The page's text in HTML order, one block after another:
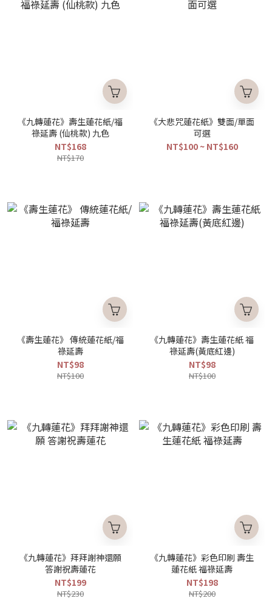
《九轉蓮花》壽生蓮花紙/福
祿延壽 (仙桃款) 九色
NT$168
NT$170
《大悲咒蓮花紙》雙面/單面
可選
NT$100 ~ NT$160
《壽生蓮花》 傳統蓮花紙/福
祿延壽
NT$98
NT$100
《九轉蓮花》壽生蓮花紙 福
祿延壽(黃底紅邊)
NT$98
NT$100
《九轉蓮花》拜拜謝神還願
答謝祝壽蓮花
NT$199
NT$230
《九轉蓮花》彩色印刷 壽生
蓮花紙 福祿延壽
NT$198
NT$200